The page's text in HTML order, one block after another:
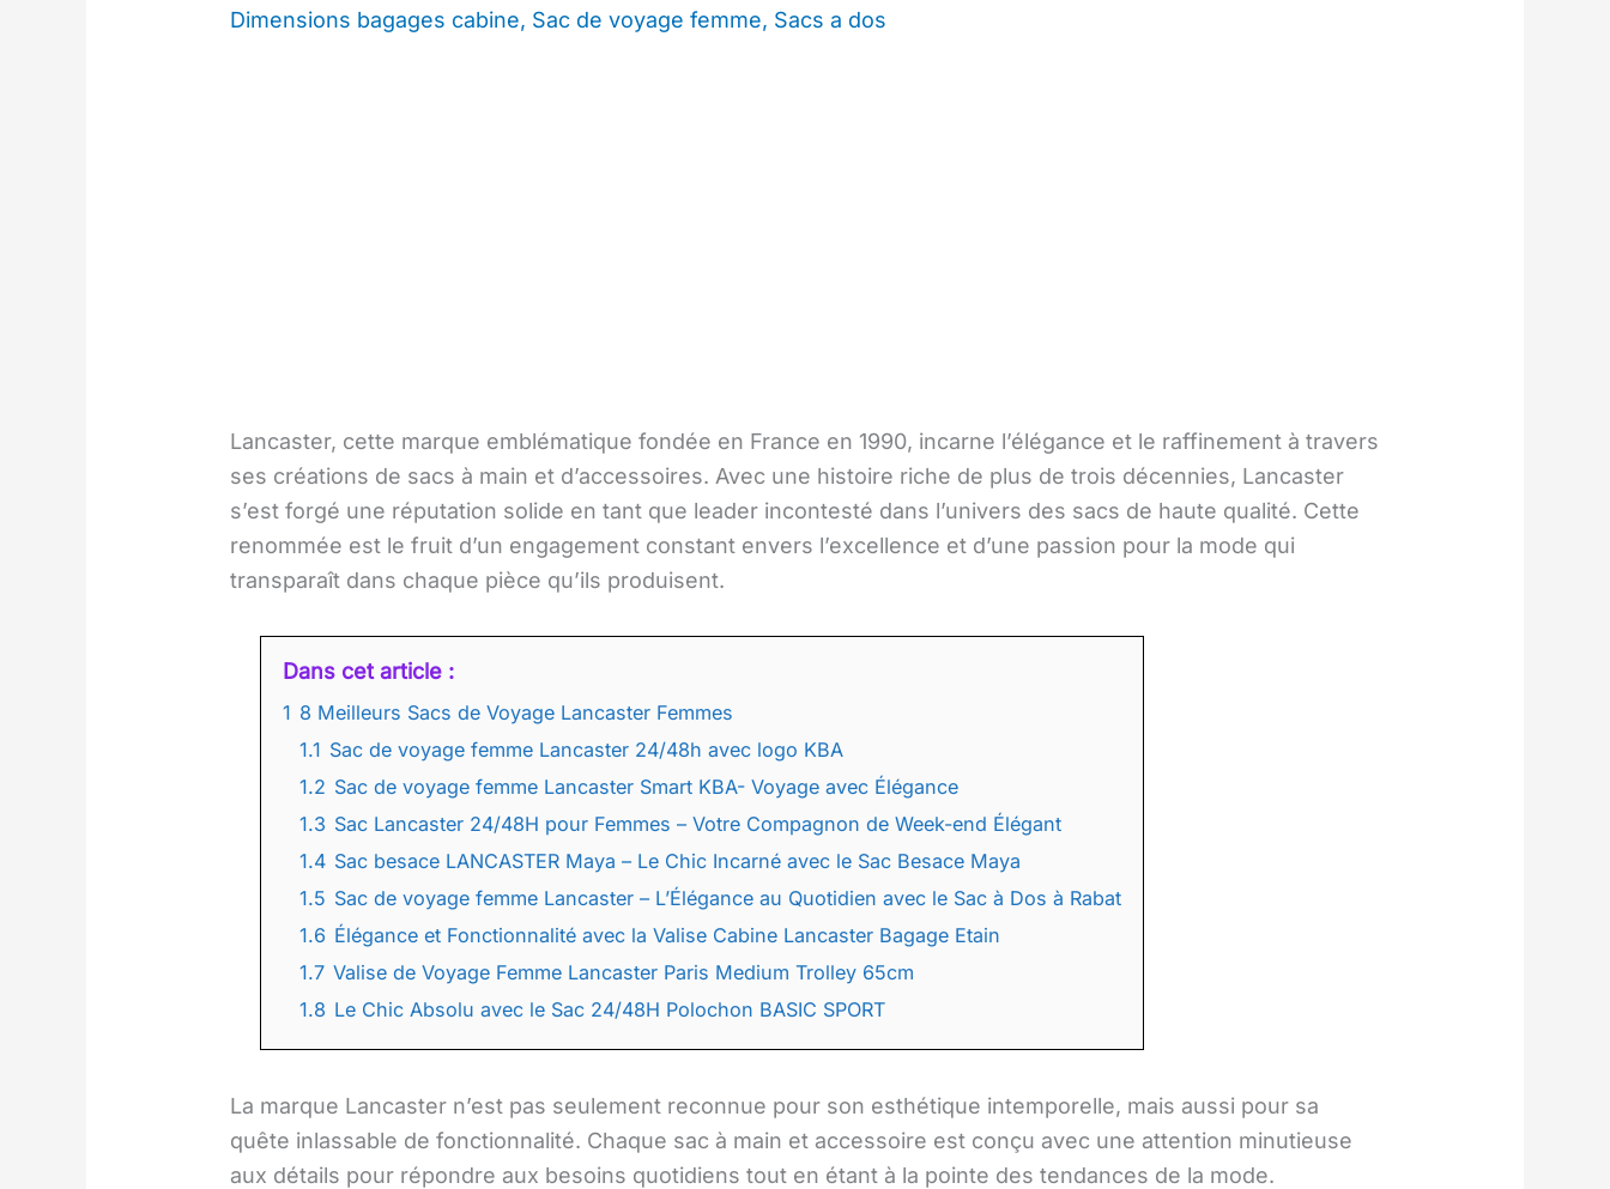
Dimensions bagages cabine, Sac de voyage femme, Sacs a dos
Lancaster, cette marque emblématique fondée en France en 1990, incarne l’élégance et le raffinement à travers
ses créations de sacs à main et d’accessoires. Avec une histoire riche de plus de trois décennies, Lancaster
s’est forgé une réputation solide en tant que leader incontesté dans l’univers des sacs de haute qualité. Cette
renommée est le fruit d’un engagement constant envers l’excellence et d’une passion pour la mode qui
transparaît dans chaque pièce qu’ils produisent.
Dans cet article :
1 8 Meilleurs Sacs de Voyage Lancaster Femmes
1.1 Sac de voyage femme Lancaster 24/48h avec logo KBA
1.2 Sac de voyage femme Lancaster Smart KBA- Voyage avec Élégance
1.3 Sac Lancaster 24/48H pour Femmes – Votre Compagnon de Week-end Élégant
1.4 Sac besace LANCASTER Maya – Le Chic Incarné avec le Sac Besace Maya
1.5 Sac de voyage femme Lancaster – L’Élégance au Quotidien avec le Sac à Dos à Rabat
1.6 Élégance et Fonctionnalité avec la Valise Cabine Lancaster Bagage Etain
1.7 Valise de Voyage Femme Lancaster Paris Medium Trolley 65cm
1.8 Le Chic Absolu avec le Sac 24/48H Polochon BASIC SPORT
La marque Lancaster n’est pas seulement reconnue pour son esthétique intemporelle, mais aussi pour sa
quête inlassable de fonctionnalité. Chaque sac à main et accessoire est conçu avec une attention minutieuse
aux détails pour répondre aux besoins quotidiens tout en étant à la pointe des tendances de la mode.